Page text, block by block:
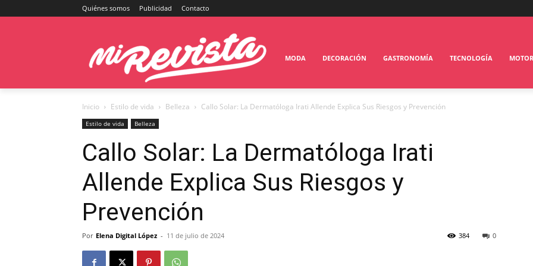
Quiénes somos Publicidad Contacto
MODA DECORACIÓN GASTRONOMÍA TECNOLOGÍA MOTOR
Inicio Estilo de vida Belleza Callo Solar: La Dermatóloga Irati Allende Explica Sus Riesgos y Prevención
Estilo de vida Belleza
Callo Solar: La Dermatóloga Irati
Allende Explica Sus Riesgos y
Prevención
Por Elena Digital López - 11 de julio de 2024 0
384